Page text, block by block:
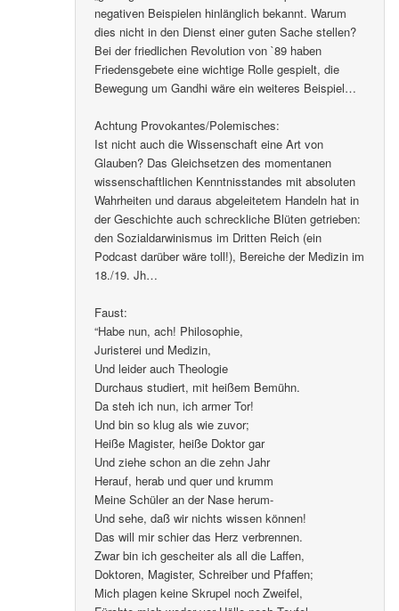
negativen Beispielen hinlänglich bekannt. Warum
dies nicht in den Dienst einer guten Sache stellen?
Bei der friedlichen Revolution von `89 haben
Friedensgebete eine wichtige Rolle gespielt, die
Bewegung um Gandhi wäre ein weiteres Beispiel…
Achtung Provokantes/Polemisches:
Ist nicht auch die Wissenschaft eine Art von
Glauben? Das Gleichsetzen des momentanen
wissenschaftlichen Kenntnisstandes mit absoluten
Wahrheiten und daraus abgeleitetem Handeln hat in
der Geschichte auch schreckliche Blüten getrieben:
den Sozialdarwinismus im Dritten Reich (ein
Podcast darüber wäre toll!), Bereiche der Medizin im
18./19. Jh…
Faust:
“Habe nun, ach! Philosophie,
Juristerei und Medizin,
Und leider auch Theologie
Durchaus studiert, mit heißem Bemühn.
Da steh ich nun, ich armer Tor!
Und bin so klug als wie zuvor;
Heiße Magister, heiße Doktor gar
Und ziehe schon an die zehn Jahr
Herauf, herab und quer und krumm
Meine Schüler an der Nase herum-
Und sehe, daß wir nichts wissen können!
Das will mir schier das Herz verbrennen.
Zwar bin ich gescheiter als all die Laffen,
Doktoren, Magister, Schreiber und Pfaffen;
Mich plagen keine Skrupel noch Zweifel,